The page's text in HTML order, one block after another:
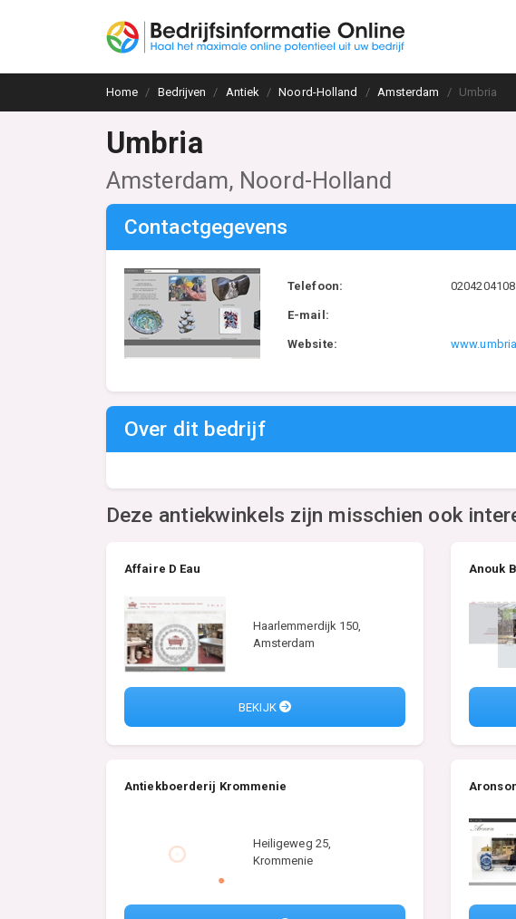
Home Bedrijven Antiek Noord-Holland Amsterdam Umbria
Umbria
Amsterdam, Noord-Holland
Contactgegevens
Telefoon: 0204204108
E-mail:
Website:
Over dit bedrijf
Deze antiekwinkels zijn misschien ook
Affaire D Eau
Haarlemmerdijk 150,
Amsterdam
BEKIJK
Anouk
Antiekboerderij Krommenie
Heiligeweg 25,
Krommenie